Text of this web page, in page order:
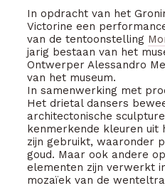
In opdracht van het
Victorine een
van de tentoonstelling
jarig bestaan van het
Ontwerper Alessandro
van het museum.
In samenwerking met
Het drietal dansers
architectonische
kenmerkende kleuren uit
zijn gebruikt, waaronder
goud. Maar ook andere
elementen zijn verwerkt
mozaïek van de